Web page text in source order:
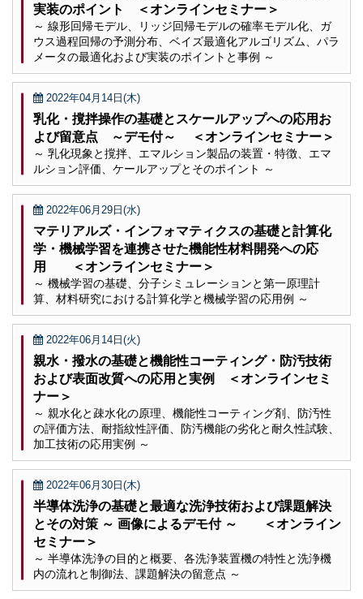
実装のポイント ＜オンラインセミナー＞
～ 線形回帰モデル、リッジ回帰モデルの確率モデル化、ガ
ウス過程回帰の予測分布、ベイズ最適化アルゴリズム、パラ
メータの最適化および実装のポイントと事例 ～
2022年04月14日(木)
乳化・撹拌操作の基礎とスケールアップへの応用お
よび留意点 ～デモ付～ ＜オンラインセミナー＞
～ 乳化現象と撹拌、エマルション製品の装置・特徴、エマ
ルション評価、ケールアップとそのポイント ～
2022年06月29日(水)
マテリアルズ・インフォマティクスの基礎と計算化
学・機械学習を連携させた機能性材料開発への応
用 ＜オンラインセミナー＞
～ 機械学習の基礎、分子シミュレーションと第一原理計
算、材料研究における計算化学と機械学習の応用例 ～
2022年06月14日(火)
親水・撥水の基礎と機能性コーティング・防汚技術
および表面改質への応用と実例 ＜オンラインセミ
ナー＞
～ 親水化と疎水化の原理、機能性コーティング剤、防汚性
の評価方法、耐指紋性評価、防汚機能の劣化と耐久性試験、
加工技術の応用実例 ～
2022年06月30日(木)
半導体洗浄の基礎と最適な洗浄技術および課題解決
とその対策 ～ 画像によるデモ付 ～ ＜オンライン
セミナー＞
～ 半導体洗浄の目的と概要、各洗浄装置機の特性と洗浄機
内の流れと制御法、課題解決の留意点 ～